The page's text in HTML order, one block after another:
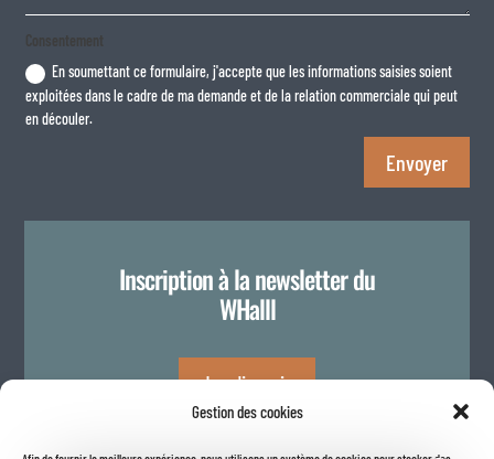
Gestion des cookies
Consentement
En soumettant ce formulaire, j'accepte que les informations saisies soient
exploitées dans le cadre de ma demande et de la relation commerciale qui peut
en découler.
Envoyer
Inscription à la newsletter du
WHalll
Je m'inscris